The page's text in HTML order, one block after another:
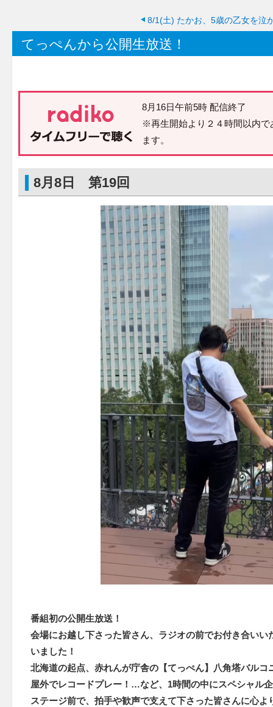
8/1(土) たかお、5歳の乙女を泣
てっぺんから公開生放送！
8月16日午前5時 配信終了
※再生開始より２４時間以内
ます。
8月8日 第19回
番組初の公開生放送！
会場にお越し下さった皆さん、ラジオの前でお付き合い
いました！
北海道の起点、赤れんが庁舎の【てっぺん】八角塔バルコ
屋外でレコードプレー！…など、1時間の中にスペシャル
ステージ前で、拍手や歓声で支えて下さった皆さんに心よ